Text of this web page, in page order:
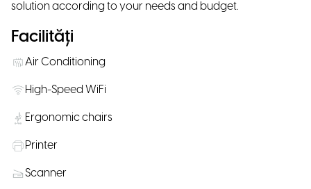
solution according to your needs and budget.
Facilități
Air Conditioning
High-Speed WiFi
Ergonomic chairs
Printer
Scanner